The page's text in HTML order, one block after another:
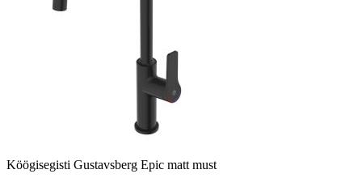
Köögisegisti Gustavsberg Epic matt must